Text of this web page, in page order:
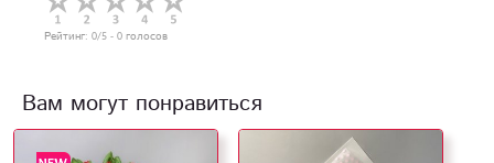
Рейтинг: 0/5 - 0 голосов
Вам могут понравиться